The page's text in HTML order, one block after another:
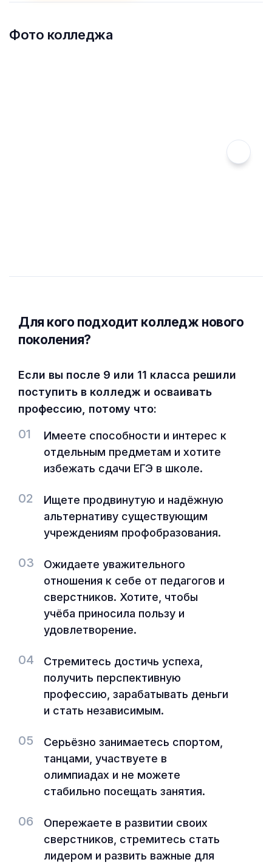
Фото колледжа
Для кого подходит колледж нового
поколения?
Если вы после 9 или 11 класса решили
поступить в колледж и осваивать
профессию, потому что:
01
Имеете способности и интерес к
отдельным предметам и хотите
избежать сдачи ЕГЭ в школе.
02
Ищете продвинутую и надёжную
альтернативу существующим
учреждениям профобразования.
03
Ожидаете уважительного
отношения к себе от педагогов и
сверстников. Хотите, чтобы
учёба приносила пользу и
удовлетворение.
04
Стремитесь достичь успеха,
получить перспективную
профессию, зарабатывать деньги
и стать независимым.
05
Серьёзно занимаетесь спортом,
танцами, участвуете в
олимпиадах и не можете
стабильно посещать занятия.
06
Опережаете в развитии своих
сверстников, стремитесь стать
лидером и развить важные для